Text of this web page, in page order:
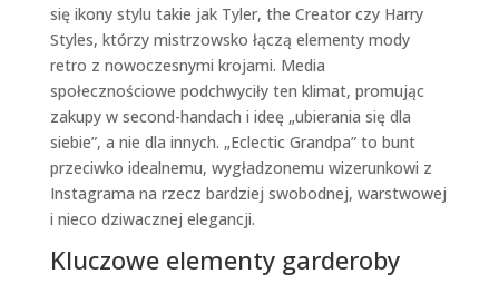
się ikony stylu takie jak Tyler, the Creator czy Harry
Styles, którzy mistrzowsko łączą elementy mody
retro z nowoczesnymi krojami. Media
społecznościowe podchwyciły ten klimat, promując
zakupy w second-handach i ideę „ubierania się dla
siebie”, a nie dla innych. „Eclectic Grandpa” to bunt
przeciwko idealnemu, wygładzonemu wizerunkowi z
Instagrama na rzecz bardziej swobodnej, warstwowej
i nieco dziwacznej elegancji.
Kluczowe elementy garderoby